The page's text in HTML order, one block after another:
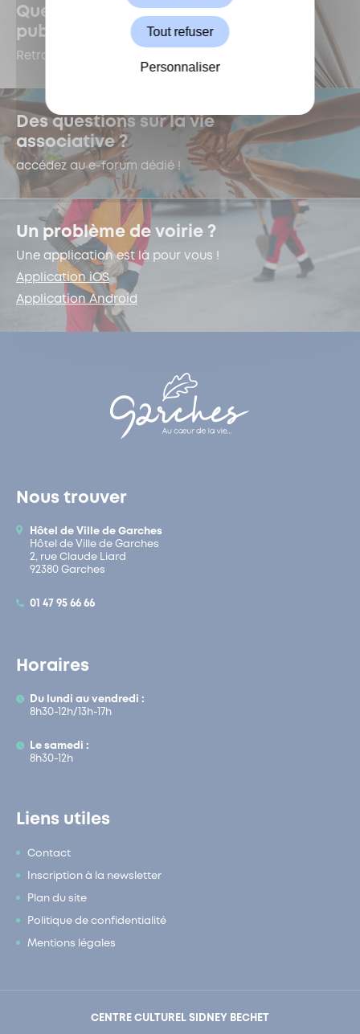
Quelles sont les dernières
publications à Garches ?
Retrouvez-les dans le Kiosque !
Des questions sur la vie
associative ?
accédez au e-forum dédié !
Un problème de voirie ?
Une application est là pour vous !
Application iOS
Application Android
Nous trouver
Hôtel de Ville de Garches
Hôtel de Ville de Garches
2, rue Claude Liard
92380 Garches
01 47 95 66 66
Horaires
Du lundi au vendredi :
8h30-12h/13h-17h
Le samedi :
8h30-12h
Liens utiles
Contact
Inscription à la newsletter
Plan du site
Politique de confidentialité
Mentions légales
CENTRE CULTUREL SIDNEY BECHET
Tout refuser
Personnaliser